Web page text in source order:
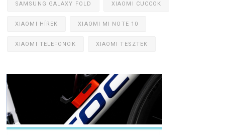
SAMSUNG GALAXY FOLD XIAOMI CUCCOK
XIAOMI HÍREK XIAOMI MI NOTE 10
XIAOMI TELEFONOK XIAOMI TESZTEK